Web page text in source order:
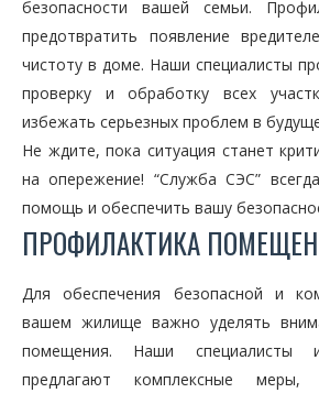
безопасности вашей семьи.
предотвратить появление
чистоту в доме. Наши специалисты
проверку и обработку всех
избежать серьезных проблем в
Не ждите, пока ситуация станет
на опережение! “Служба СЭС”
помощь и обеспечить вашу
ПРОФИЛАКТИКА
Для обеспечения безопасной и
вашем жилище важно уделять
помещения. Наши специалисты
предлагают комплексные меры,